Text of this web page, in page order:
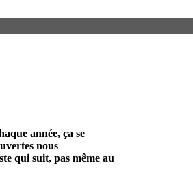
année, ça se
nous
qui suit, pas même au